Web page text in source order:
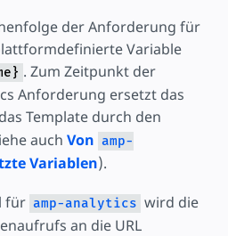
der Anforderung für
Variable
. Zum Zeitpunkt der
Anforderung ersetzt das
das Template durch den
auch Von amp-
Variablen).
für amp-analytics wird die
an die URL